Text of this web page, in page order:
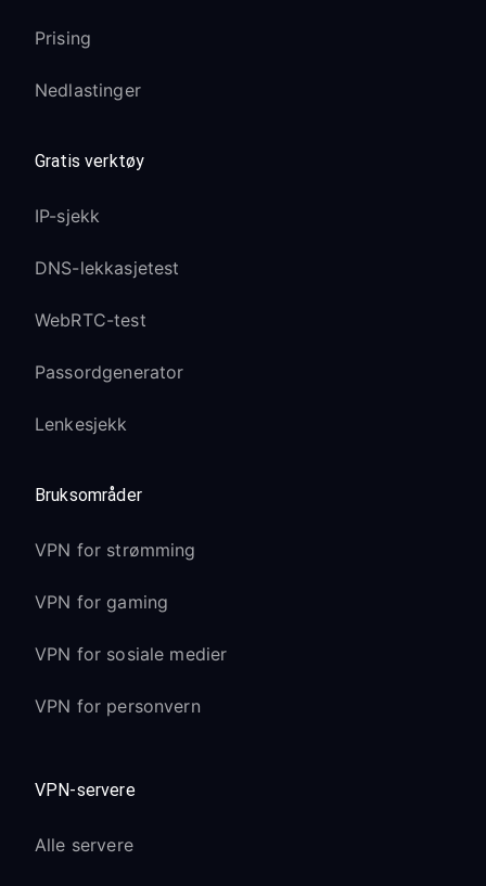
Prising
Nedlastinger
Gratis verktøy
IP-sjekk
DNS-lekkasjetest
WebRTC-test
Passordgenerator
Lenkesjekk
Bruksområder
VPN for strømming
VPN for gaming
VPN for sosiale medier
VPN for personvern
VPN-servere
Alle servere